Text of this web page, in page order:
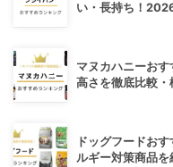
い・長持ち！2026
マヌカハニーお
高さを徹底比較・
ドッグフードお
ルギー対策商品を